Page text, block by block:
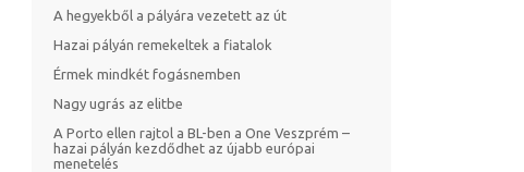
A hegyekből a pályára vezetett az út
Hazai pályán remekeltek a fiatalok
Érmek mindkét fogásnemben
Nagy ugrás az elitbe
A Porto ellen rajtol a BL-ben a One Veszprém –
hazai pályán kezdődhet az újabb európai
menetelés